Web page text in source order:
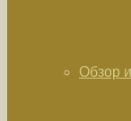
Обзор